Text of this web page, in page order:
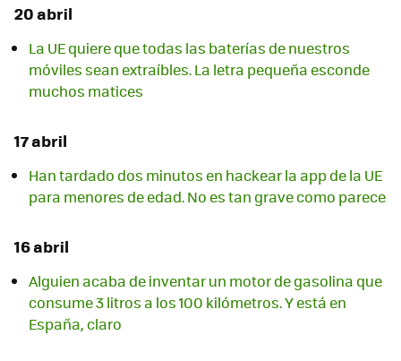
20 abril
La UE quiere que todas las baterías de nuestros
móviles sean extraíbles. La letra pequeña esconde
muchos matices
17 abril
Han tardado dos minutos en hackear la app de la UE
para menores de edad. No es tan grave como parece
16 abril
Alguien acaba de inventar un motor de gasolina que
consume 3 litros a los 100 kilómetros. Y está en
España, claro